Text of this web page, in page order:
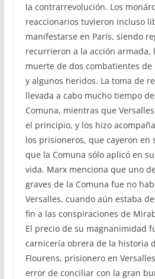
la contrarrevolución. Los
reaccionarios tuvieron incluso
manifestarse en París, siendo
recurrieron a la acción armada,
muerte de dos combatientes
y algunos heridos. La toma de
llevada a cabo mucho tiempo
Comuna, mientras que
el principio, y los hizo
los prisioneros, que cayeron en
que la Comuna sólo aplicó en
vida. Marx menciona que uno
graves de la Comuna fue no
Versalles, cuando aún estaba
fin a las conspiraciones de
El precio de su magnanimidad
carnicería obrera de la historia
Flourens, prisionero en
error de conciliar con la gran